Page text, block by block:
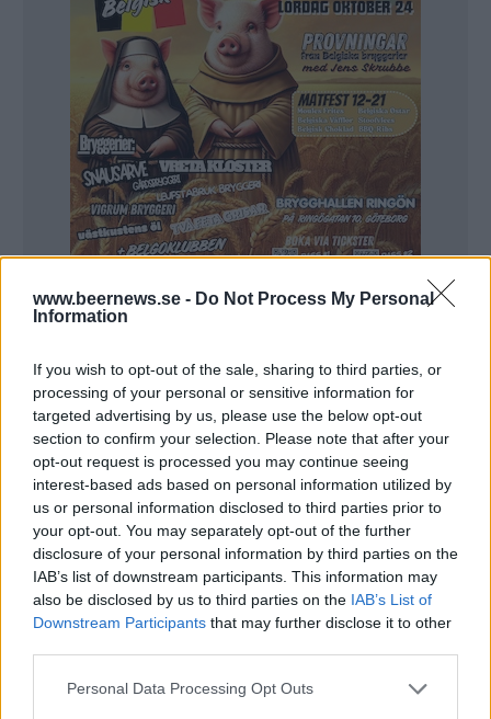
www.beernews.se - Do Not Process My Personal
Information
If you wish to opt-out of the sale, sharing to third parties, or
processing of your personal or sensitive information for
targeted advertising by us, please use the below opt-out
section to confirm your selection. Please note that after your
opt-out request is processed you may continue seeing
interest-based ads based on personal information utilized by
us or personal information disclosed to third parties prior to
your opt-out. You may separately opt-out of the further
disclosure of your personal information by third parties on the
IAB’s list of downstream participants. This information may
also be disclosed by us to third parties on the IAB’s List of
Downstream Participants that may further disclose it to other
Personal Data Processing Opt Outs
försäljning, inte minst på exportmarknader.
2. Hur mycket öl bryggde ni under 2018 och hur
mycket räknar ni med att brygga under 2019?
– 200 000 liter under 2018, cirka 250 000 liter nästa
år.
3. Vilket bryggeri tycker du är bäst i Sverige?
Motivera.
– Dugges. De håller hög och jämn kvalitet,
producerar stora volymer och är lönsamma,
intressant öl.